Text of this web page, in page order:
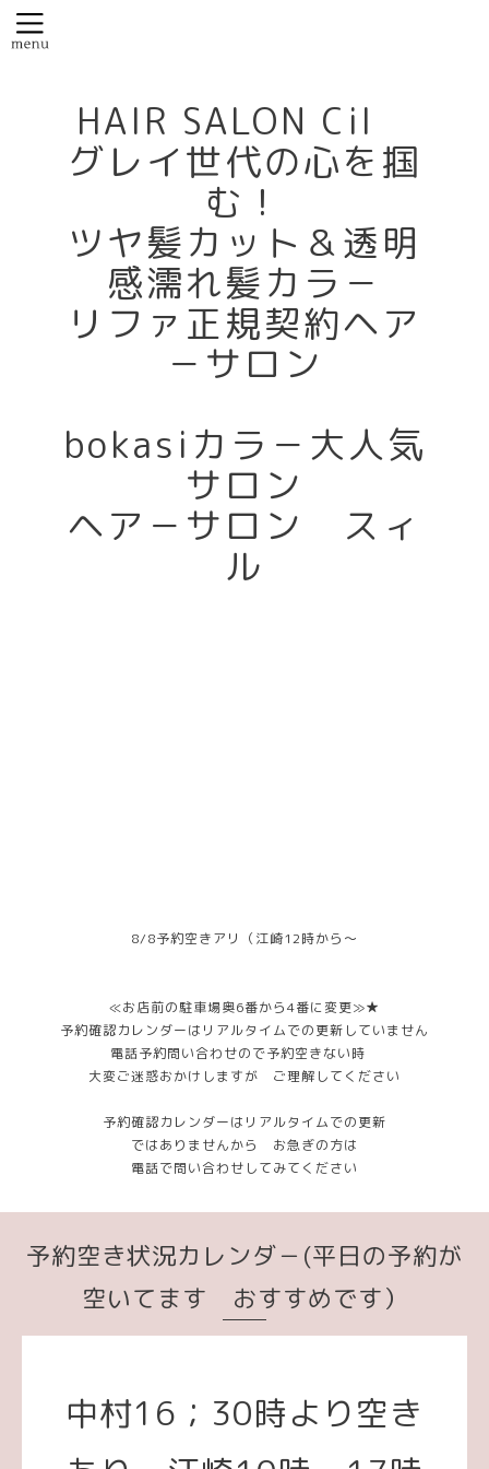
HAIR SALON Cil
グレイ世代の心を掴
む！
ツヤ髪カット＆透明
感濡れ髪カラ－
リファ正規契約ヘア
－サロン
bokasiカラ－大人気
サロン
ヘア－サロン スィ
ル
8/8予約空きアリ（江崎12時から～
≪お店前の駐車場奥6番から4番に変更≫★
予約確認カレンダーはリアルタイムでの更新していません
電話予約問い合わせので予約空きない時
大変ご迷惑おかけしますが ご理解してください
予約確認カレンダーはリアルタイムでの更新
ではありませんから お急ぎの方は
電話で問い合わせしてみてください
予約空き状況カレンダ－(平日の予約が
空いてます おすすめです）
中村16；30時より空き